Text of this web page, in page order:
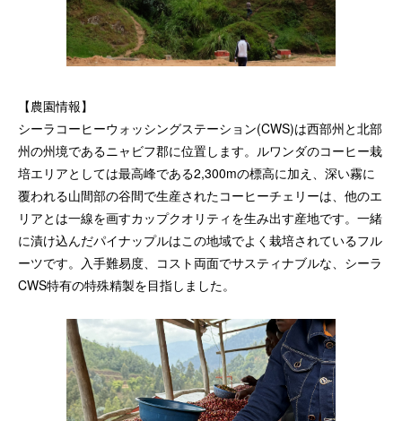
【農園情報】
シーラコーヒーウォッシングステーション(CWS)は西部州と北部
州の州境であるニャビフ郡に位置します。ルワンダのコーヒー栽
培エリアとしては最高峰である2,300mの標高に加え、深い霧に
覆われる山間部の谷間で生産されたコーヒーチェリーは、他のエ
リアとは一線を画すカップクオリティを生み出す産地です。一緒
に漬け込んだパイナップルはこの地域でよく栽培されているフル
ーツです。入手難易度、コスト両面でサスティナブルな、シーラ
CWS特有の特殊精製を目指しました。